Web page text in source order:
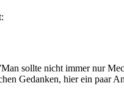
sollte nicht immer nur
Gedanken, hier ein paar